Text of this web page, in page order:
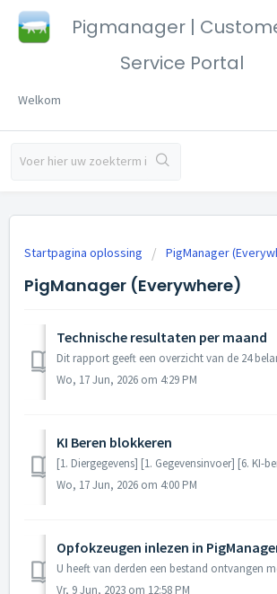
Pigmanager |
Service Portal
Welkom
Startpagina oplossing PigManager
PigManager (Everywhere)
Technische resultaten per maand
Wo, 17 Jun, 2026 om 4:29 PM
KI Beren blokkeren
Wo, 17 Jun, 2026 om 4:00 PM
Opfokzeugen inlezen in
Vr, 9 Jun, 2023 om 12:58 PM